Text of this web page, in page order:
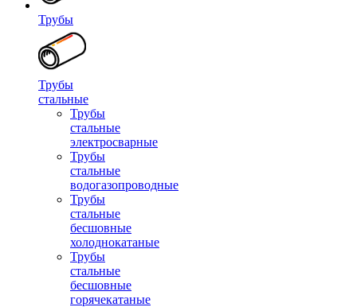
Трубы
Трубы
стальные
Трубы
стальные
электросварные
Трубы
стальные
водогазопроводные
Трубы
стальные
бесшовные
холоднокатаные
Трубы
стальные
бесшовные
горячекатаные